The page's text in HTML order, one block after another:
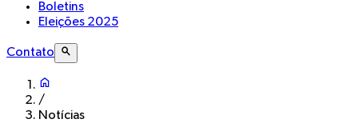
Boletins
Eleições 2025
Contato
/
Notícias